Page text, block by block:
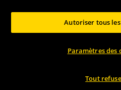
Tous droits
valable pour les clients avec une
Paramètres des
Tout
Autoriser tous